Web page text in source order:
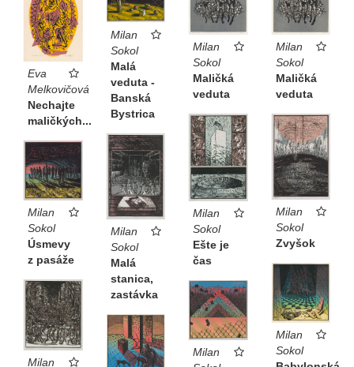
Eva
Melkovičová
Nechajte
maličkých...
Milan
Sokol
Malá
veduta -
Banská
Bystrica
Milan
Sokol
Maličká
veduta
Milan
Sokol
Maličká
veduta
Milan
Sokol
Zvyšok
Milan
Sokol
Ešte je
čas
Milan
Sokol
Malá
stanica,
zastávka
Milan
Sokol
Úsmevy
z pasáže
Milan
Sokol
Milan
Milan